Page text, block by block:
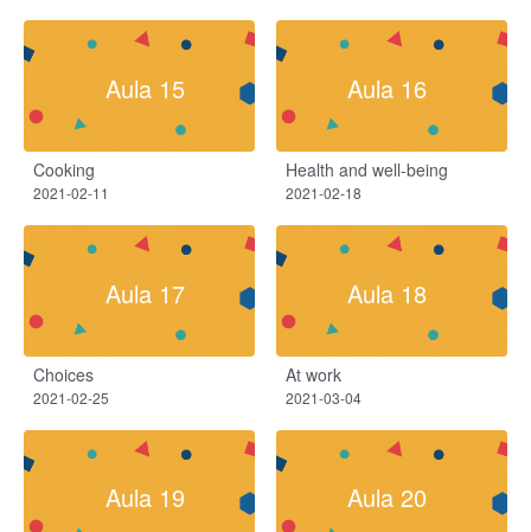
Aula 15
Cooking
2021-02-11
Aula 16
Health and well-being
2021-02-18
Aula 17
Choices
2021-02-25
Aula 18
At work
2021-03-04
Aula 19 Aula 20